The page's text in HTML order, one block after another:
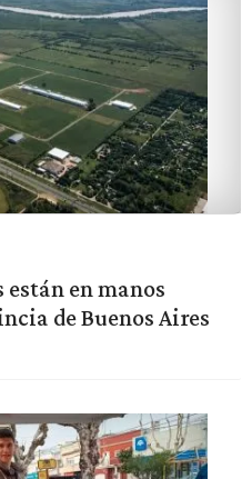
en manos
de Buenos Aires